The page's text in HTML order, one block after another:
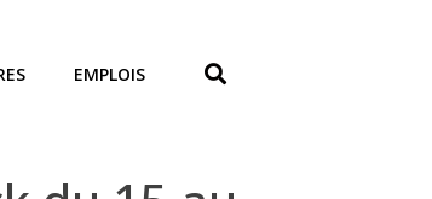
EMPLOIS